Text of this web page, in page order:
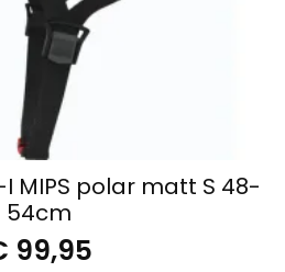
MIPS polar matt S 48-
54cm
99,95